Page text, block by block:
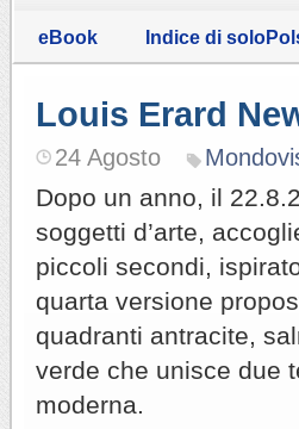
eBook Indice di
Louis Erard
24 Agosto
Dopo un anno, il
soggetti d’arte,
piccoli secondi,
quarta versione
quadranti antracite,
verde che unisce due
moderna.